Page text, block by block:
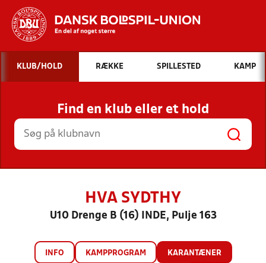
Hvad vil du søge efter?
INDHOLD OG NYHEDER
STILLINGER, RESULTATER, KLUBBER OG
HOLD
KLUB/HOLD RÆKKE SPILLESTED KAMP
Find en klub eller et hold
HVA SYDTHY
U10 Drenge B (16) INDE, Pulje 163
INFO KAMPPROGRAM KARANTÆNER